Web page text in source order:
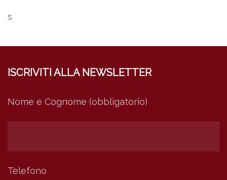
s
ISCRIVITI ALLA NEWSLETTER
Nome e Cognome (obbligatorio)
Telefono